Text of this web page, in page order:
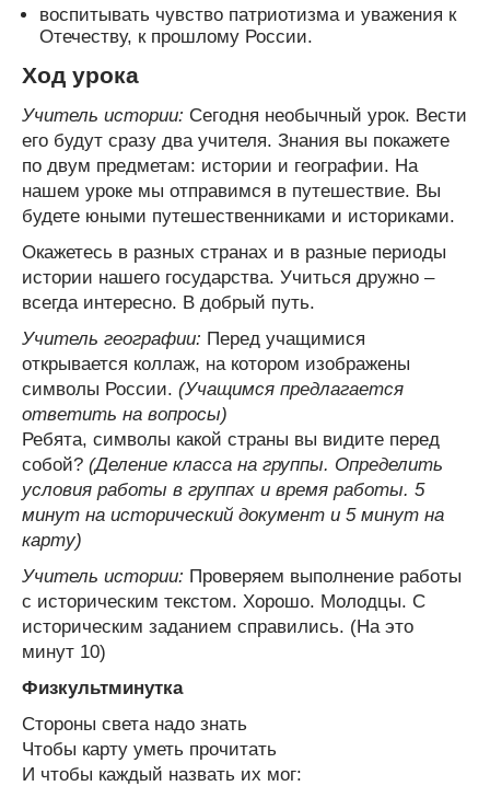
воспитывать чувство патриотизма и уважения к
Отечеству, к прошлому России.
Ход урока
Учитель истории: Сегодня необычный урок. Вести
его будут сразу два учителя. Знания вы покажете
по двум предметам: истории и географии. На
нашем уроке мы отправимся в путешествие. Вы
будете юными путешественниками и историками.
Окажетесь в разных странах и в разные периоды
истории нашего государства. Учиться дружно –
всегда интересно. В добрый путь.
Учитель географии: Перед учащимися
открывается коллаж, на котором изображены
символы России. (Учащимся предлагается
ответить на вопросы)
Ребята, символы какой страны вы видите перед
собой? (Деление класса на группы. Определить
условия работы в группах и время работы. 5
минут на исторический документ и 5 минут на
карту)
Учитель истории: Проверяем выполнение работы
с историческим текстом. Хорошо. Молодцы. С
историческим заданием справились. (На это
минут 10)
Физкультминутка
Стороны света надо знать
Чтобы карту уметь прочитать
И чтобы каждый назвать их мог: